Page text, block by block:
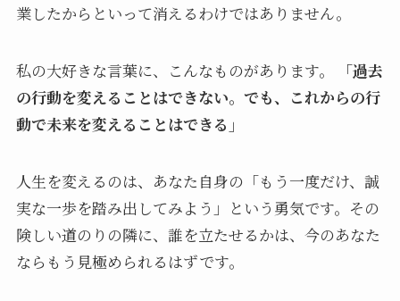
業したからといって消えるわけではありません。
私の大好きな言葉に、こんなものがあります。
「過去
の行動を変えることはできない。でも、これからの行
動で未来を変えることはできる」
人生を変えるのは、あなた自身の「もう一度だけ、誠
実な一歩を踏み出してみよう」という勇気です。その
険しい道のりの隣に、誰を立たせるかは、今のあなた
ならもう見極められるはずです。